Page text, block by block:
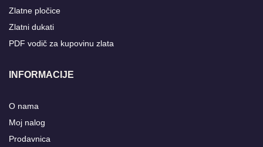
Zlatne pločice
Zlatni dukati
PDF vodič za kupovinu zlata
INFORMACIJE
O nama
Moj nalog
Prodavnica